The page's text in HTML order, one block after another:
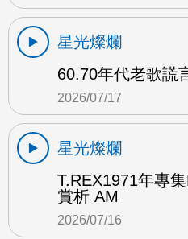
星光燦爛
60.70年代老歌謊
2026/07/17
星光燦爛
T.REX1971年專
賞析 AM
2026/07/16